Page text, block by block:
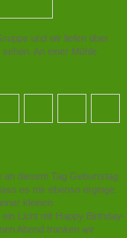
und wir liefen über
An einer Mühle
an diesem Tag Geburtstag
es mir ebenso erginge.
kleinen
Licht mit Happy Birthday-
Abend tranken wir